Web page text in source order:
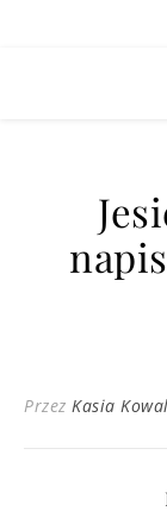
Przez Kasia